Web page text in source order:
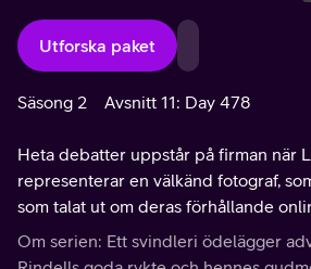
Utforska paket
Säsong 2 Avsnitt 11: Day 478
Heta debatter uppstår på firman när
representerar en välkänd fotograf,
som talat ut om deras förhållande
Om serien: Ett svindleri ödelägger